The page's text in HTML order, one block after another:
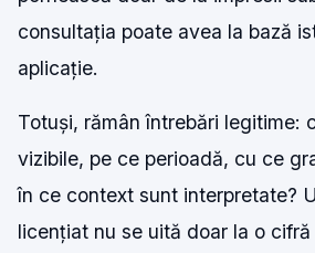
consultația poate avea la bază
aplicație.
Totuși, rămân întrebări legitime:
vizibile, pe ce perioadă, cu ce
în ce context sunt interpretate?
licențiat nu se uită doar la o